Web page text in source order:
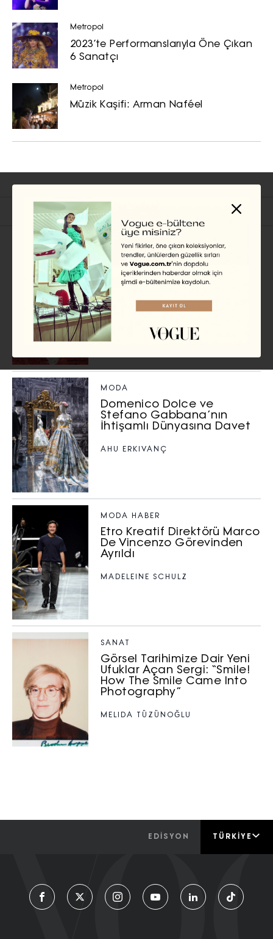
Metropol
2023’te Performanslarıyla Öne Çıkan
6 Sanatçı
Metropol
Müzik Kaşifi: Arman Naféel
İlgili Başlıklar
SANAT
Semiha Berksoy’un “Tüm
Renklerin Aryası” Sergisi
İstanbul Modern’de
MELIDA TÜZÜNOĞLU
MODA
Domenico Dolce ve
Stefano Gabbana’nın
İhtişamlı Dünyasına Davet
AHU ERKIVANÇ
MODA HABER
Etro Kreatif Direktörü Marco
De Vincenzo Görevinden
Ayrıldı
MADELEINE SCHULZ
SANAT
Görsel Tarihimize Dair Yeni
Ufuklar Açan Sergi: “Smile!
How The Smile Came Into
Photography”
MELIDA TÜZÜNOĞLU
EDİSYON TÜRKIYE